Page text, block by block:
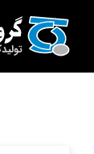
content